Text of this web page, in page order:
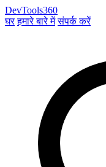
DevTools360
घर हमारे बारे में संपर्क करें